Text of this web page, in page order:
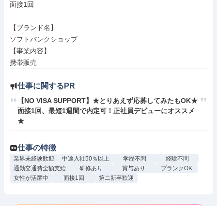
面接1回
【ブランド名】
ソフトバンクショップ
【事業内容】
携帯販売
仕事に関するPR
【NO VISA SUPPORT】★とりあえず応募してみたもOK★
面接1回、最短1週間で内定可！正社員デビューにオススメ
★
仕事の特徴
業界未経験歓迎 中途入社50％以上 学歴不問
経験不問
通勤交通費全額支給
研修あり 賞与あり
ブランクOK
女性が活躍中
面接1回 第二新卒歓迎